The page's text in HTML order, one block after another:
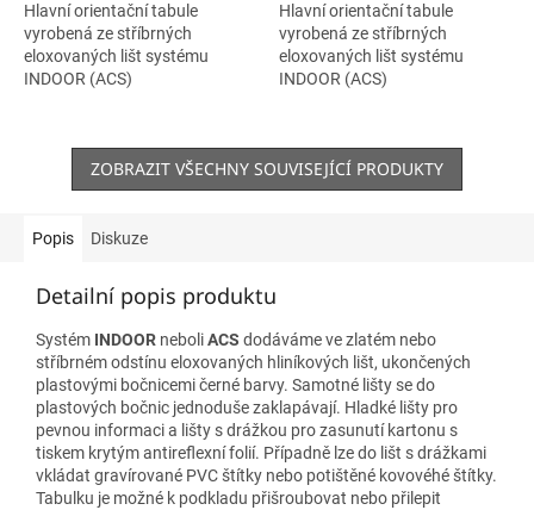
Hlavní orientační tabule
vyrobená ze stříbrných
eloxovaných lišt systému
INDOOR (ACS)
Hlavní orientační tabule
vyrobená ze stříbrných
eloxovaných lišt systému
INDOOR (ACS)
ZOBRAZIT VŠECHNY SOUVISEJÍCÍ PRODUKTY
Popis Diskuze
Detailní popis produktu
Systém INDOOR neboliACS dodáváme ve zlatém nebo
stříbrném odstínu eloxovaných hliníkových lišt, ukončených
plastovými bočnicemi černé barvy. Samotné lišty se do
plastových bočnic jednoduše zaklapávají. Hladké lišty pro
pevnou informaci a lišty s drážkou pro zasunutí kartonu s
tiskem krytým antireflexní folií. Případně lze do lišt s drážkami
vkládat gravírované PVC štítky nebo potištěné kovovéhé štítky.
Tabulku je možné k podkladu přišroubovat nebo přilepit